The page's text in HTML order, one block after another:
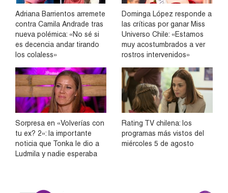
Adriana Barrientos arremete
contra Camila Andrade tras
nueva polémica: «No sé si
es decencia andar tirando
los colaless»
Dominga López responde a
las críticas por ganar Miss
Universo Chile: «Estamos
muy acostumbrados a ver
rostros intervenidos»
Sorpresa en «Volverías con
tu ex? 2»: la importante
noticia que Tonka le dio a
Ludmila y nadie esperaba
Rating TV chilena: los
programas más vistos del
miércoles 5 de agosto